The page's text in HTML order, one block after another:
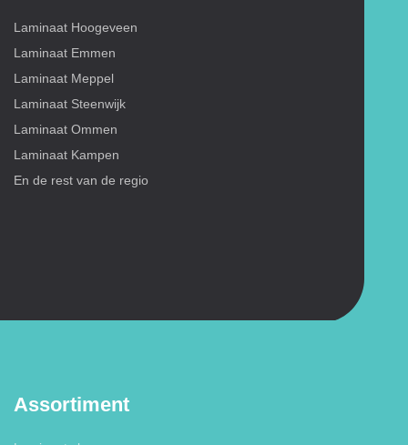
Laminaat Hoogeveen
Laminaat Emmen
Laminaat Meppel
Laminaat Steenwijk
Laminaat Ommen
Laminaat Kampen
En de rest van de regio
Assortiment